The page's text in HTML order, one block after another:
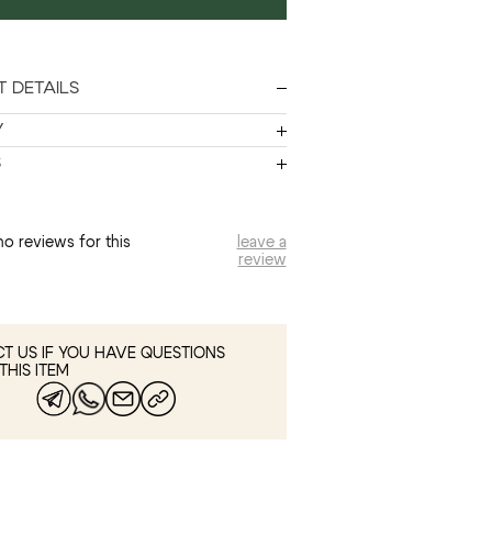
DETAILS
reviews for this
leave a
review
US IF YOU HAVE QUESTIONS
ITEM